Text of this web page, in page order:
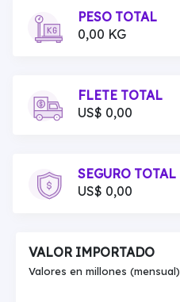
PESO TOTAL
0,00 KG
FLETE TOTAL
US$ 0,00
SEGURO TOTAL
US$ 0,00
VALOR IMPORTADO
Valores en millones (mensual)